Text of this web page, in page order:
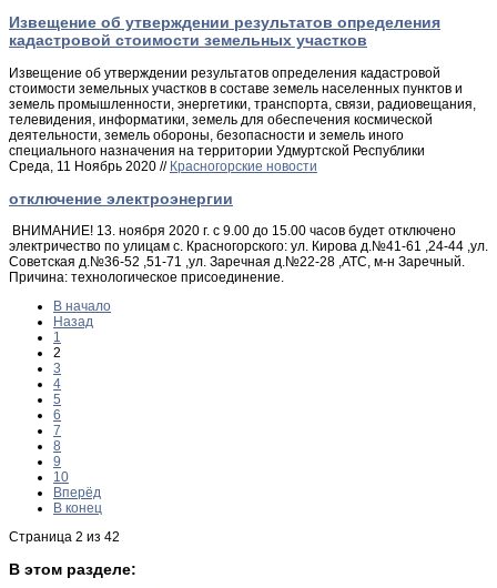
Извещение об утверждении результатов определения
кадастровой стоимости земельных участков
Извещение об утверждении результатов определения кадастровой
стоимости земельных участков в составе земель населенных пунктов и
земель промышленности, энергетики, транспорта, связи, радиовещания,
телевидения, информатики, земель для обеспечения космической
деятельности, земель обороны, безопасности и земель иного
специального назначения на территории Удмуртской Республики
Среда, 11 Ноябрь 2020 // Красногорские новости
отключение электроэнергии
ВНИМАНИЕ! 13. ноября 2020 г. с 9.00 до 15.00 часов будет отключено
электричество по улицам с. Красногорского: ул. Кирова д.№41-61 ,24-44 ,ул.
Советская д.№36-52 ,51-71 ,ул. Заречная д.№22-28 ,АТС, м-н Заречный.
Причина: технологическое присоединение.
В начало
Назад
1
2
3
4
5
6
7
8
9
10
Вперёд
В конец
Страница 2 из 42
В этом разделе: